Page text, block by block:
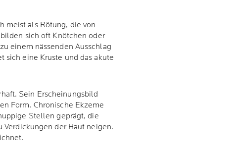
meist als Rötung, die von
sich oft Knötchen oder
einem nässenden Ausschlag
sich eine Kruste und das akute
Sein Erscheinungsbild
Form. Chronische Ekzeme
Stellen geprägt, die
der Haut neigen.